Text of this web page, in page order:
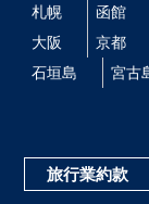
札幌 函館
大阪
京都
石垣島
宮古
旅行業約款